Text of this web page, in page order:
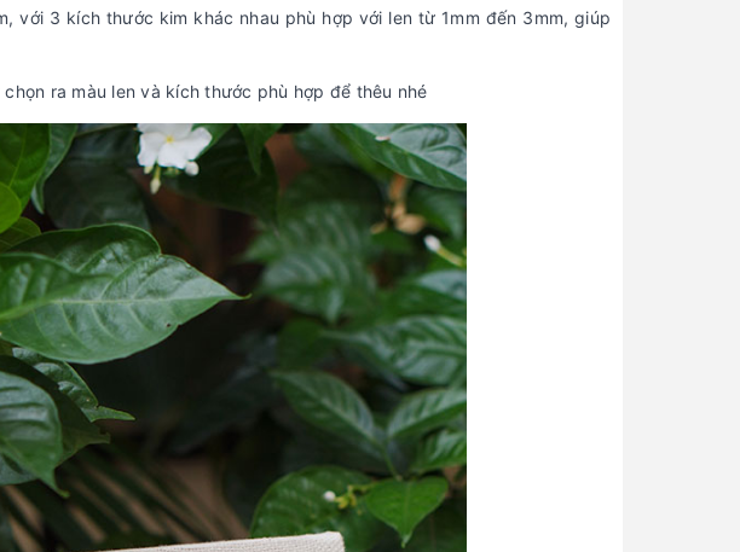
với 3 kích thước kim khác nhau phù hợp với len từ 1mm đến 3mm, giúp
ra màu len và kích thước phù hợp để thêu nhé